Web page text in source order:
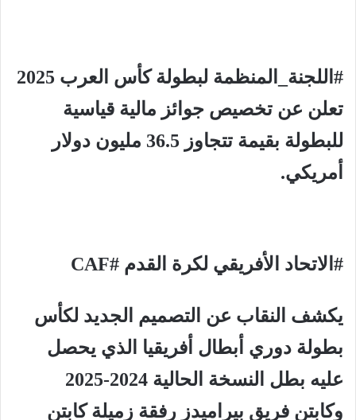
#اللجنة_المنظمة لبطولة كأس العرب 2025
تعلن عن تخصيص جوائز مالية قياسية
للبطولة بقيمة تتجاوز 36.5 مليون دولار
أمريكي.
#الاتحاد الأفريقي لكرة القدم #CAF
يكشف النقاب عن التصميم الجديد لكأس
بطولة دوري أبطال أفريقيا الذي يحصل
عليه بطل النسخة الحالية 2024-2025
وكابتن فريق بيراميدز رفقة زميلة كابتن